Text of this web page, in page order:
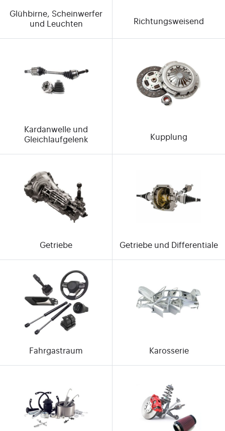
Glühbirne, Scheinwerfer
und Leuchten
Richtungsweisend
Kardanwelle und
Gleichlaufgelenk
Kupplung
Getriebe Getriebe und Differentiale
Fahrgastraum Karosserie